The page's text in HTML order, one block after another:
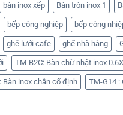
bàn inox xếp Bàn tròn inox 1
bếp công nghiệp bếp công
ghế lưới cafe ghế nhà hàng
TM-B2C: Bàn chữ nhật inox
Bàn inox chân cố định TM-G14 :